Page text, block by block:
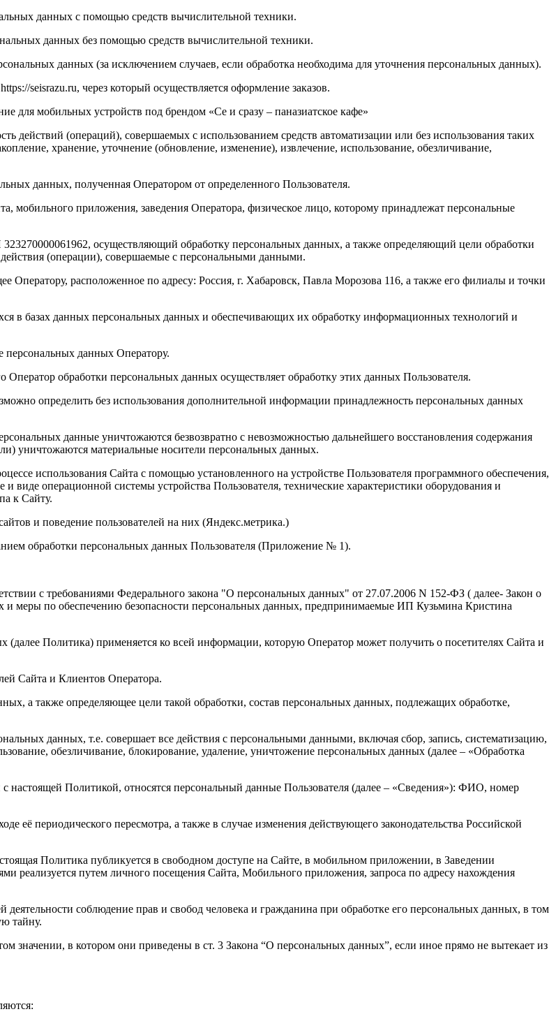
данных с помощью средств вычислительной техники.
данных без помощью средств вычислительной техники.
данных (за исключением случаев, если обработка необходима для уточнения персональных данных).
seisrazu.ru, через который осуществляется оформление заказов.
мобильных устройств под брендом «Се и сразу – паназиатское кафе»
действий (операций), совершаемых с использованием средств автоматизации или без использования таких
хранение, уточнение (обновление, изменение), извлечение, использование, обезличивание,
данных, полученная Оператором от определенного Пользователя.
мобильного приложения, заведения Оператора, физическое лицо, которому принадлежат персональные
осуществляющий обработку персональных данных, а также определяющий цели обработки
(операции), совершаемые с персональными данными.
Оператору, расположенное по адресу: Россия, г. Хабаровск, Павла Морозова 116, а также его филиалы и точки
в базах данных персональных данных и обеспечивающих их обработку информационных технологий и
персональных данных Оператору.
обработки персональных данных осуществляет обработку этих данных Пользователя.
определить без использования дополнительной информации принадлежность персональных данных
данные уничтожаются безвозвратно с невозможностью дальнейшего восстановления содержания
уничтожаются материальные носители персональных данных.
использования Сайта с помощью установленного на устройстве Пользователя программного обеспечения,
виде операционной системы устройства Пользователя, технические характеристики оборудования и
к Сайту.
и поведение пользователей на них (Яндекс.метрика.)
обработки персональных данных Пользователя (Приложение № 1).
с требованиями Федерального закона "О персональных данных" от 27.07.2006 N 152-ФЗ ( далее- Закон о
и меры по обеспечению безопасности персональных данных, предпринимаемые ИП Кузьмина Кристина
Политика) применяется ко всей информации, которую Оператор может получить о посетителях Сайта и
Сайта и Клиентов Оператора.
а также определяющее цели такой обработки, состав персональных данных, подлежащих обработке,
данных, т.е. совершает все действия с персональными данными, включая сбор, запись, систематизацию,
обезличивание, блокирование, удаление, уничтожение персональных данных (далее – «Обработка
настоящей Политикой, относятся персональный данные Пользователя (далее – «Сведения»): ФИО, номер
её периодического пересмотра, а также в случае изменения действующего законодательства Российской
Политика публикуется в свободном доступе на Сайте, в мобильном приложении, в Заведении
реализуется путем личного посещения Сайта, Мобильного приложения, запроса по адресу нахождения
соблюдение прав и свобод человека и гражданина при обработке его персональных данных, в том
тайну.
значении, в котором они приведены в ст. 3 Закона “О персональных данных”, если иное прямо не вытекает из